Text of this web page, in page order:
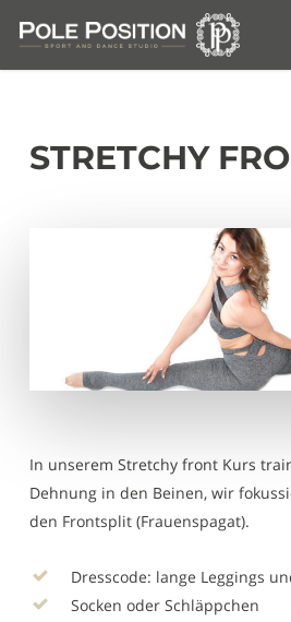
main
STRETCHY
In unserem Stretchy front Kurs
Dehnung in den Beinen, wir
den Frontsplit (Frauenspagat).
Dresscode: lange Leggings
Socken oder Schläppchen